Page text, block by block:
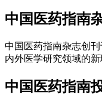
中国医药指南
中国医药指南杂志创
内外医学研究领域的
中国医药指南